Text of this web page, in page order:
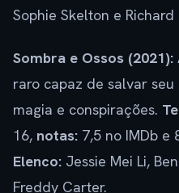
Sophie Skelton e Richard
Sombra e Ossos (2021):
raro capaz de salvar
magia e conspirações.
16, notas: 7,5 no IMDb e
Elenco: Jessie Mei Li,
Freddy Carter.